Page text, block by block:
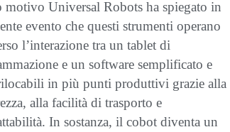
motivo Universal Robots ha spiegato in
evento che questi strumenti operano
l’interazione tra un tablet di
e un software semplificato e
in più punti produttivi grazie alla
alla facilità di trasporto e
In sostanza, il cobot diventa un